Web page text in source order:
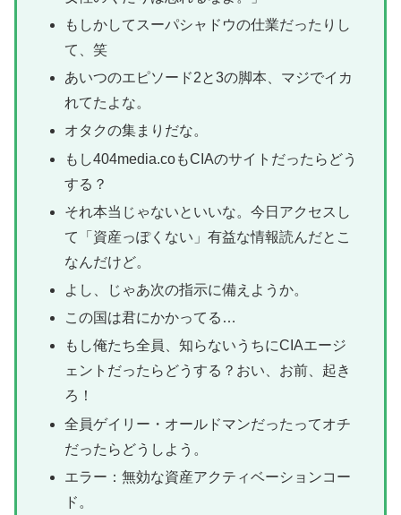
もしかしてスーパシャドウの仕業だったりし
て、笑
あいつのエピソード2と3の脚本、マジでイカ
れてたよな。
オタクの集まりだな。
もし404media.coもCIAのサイトだったらどう
する？
それ本当じゃないといいな。今日アクセスし
て「資産っぽくない」有益な情報読んだとこ
なんだけど。
よし、じゃあ次の指示に備えようか。
この国は君にかかってる…
もし俺たち全員、知らないうちにCIAエージ
ェントだったらどうする？おい、お前、起き
ろ！
全員ゲイリー・オールドマンだったってオチ
だったらどうしよう。
エラー：無効な資産アクティベーションコー
ド。